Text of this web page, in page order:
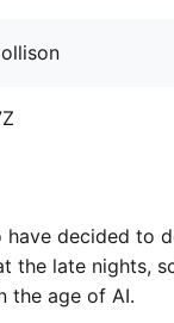
have decided to
the late nights,
the age of AI.